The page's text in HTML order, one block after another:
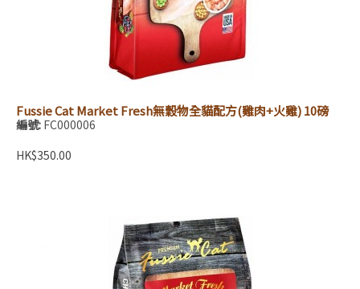
Fussie Cat Market Fresh無穀物全貓配方(雞肉+火雞) 10磅
編號: FC000006
HK$350.00